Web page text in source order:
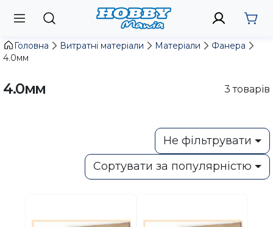
Головна Витратні матеріали Матеріали
Фанера
4.0мм
4.0мм 3 товарів
Не фільтрувати
Сортувати за популярністю